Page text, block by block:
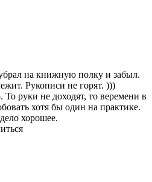
на книжную полку и забыл.
Рукописи не горят. )))
То руки не доходят, то веремени в
хотя бы один на практике.
хорошее.